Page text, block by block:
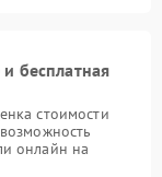
бесплатная
стоимости
онлайн на